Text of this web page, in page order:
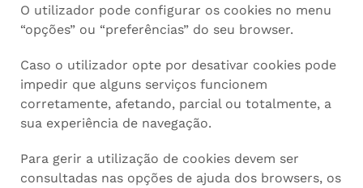
O utilizador pode configurar os cookies no menu
“opções” ou “preferências” do seu browser.
Caso o utilizador opte por desativar cookies pode
impedir que alguns serviços funcionem
corretamente, afetando, parcial ou totalmente, a
sua experiência de navegação.
Para gerir a utilização de cookies devem ser
consultadas nas opções de ajuda dos browsers, os